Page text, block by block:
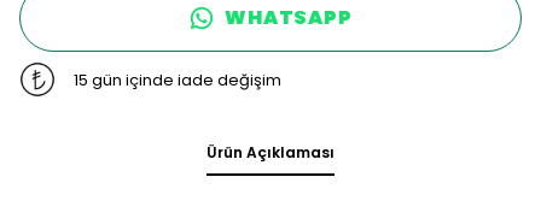
WHATSAPP
15 gün içinde iade değişim
Ürün Açıklaması